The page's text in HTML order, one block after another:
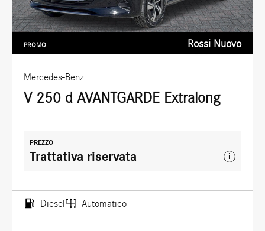
Mercedes-Benz
V 250 d AVANTGARDE Extralong
PROMO Rossi Nuovo
PREZZO
Trattativa riservata i
Diesel Automatico